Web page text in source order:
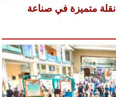
د. أسامه راوح: ايدك دبي 23 نقلة متميزة في صناعة